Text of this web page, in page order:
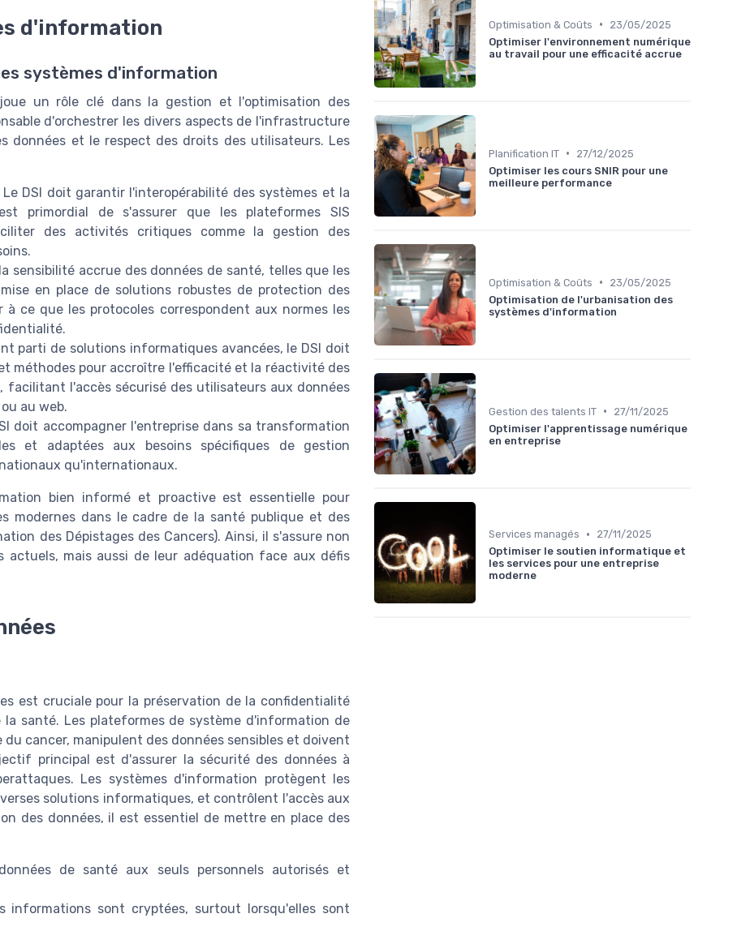
d'information
systèmes d'information
un rôle clé dans la gestion et l'optimisation des
d'orchestrer les divers aspects de l'infrastructure
données et le respect des droits des utilisateurs. Les
Le DSI doit garantir l'interopérabilité des systèmes et la
primordial de s'assurer que les plateformes SIS
des activités critiques comme la gestion des
sensibilité accrue des données de santé, telles que les
en place de solutions robustes de protection des
à ce que les protocoles correspondent aux normes les
parti de solutions informatiques avancées, le DSI doit
méthodes pour accroître l'efficacité et la réactivité des
facilitant l'accès sécurisé des utilisateurs aux données
au web.
doit accompagner l'entreprise dans sa transformation
et adaptées aux besoins spécifiques de gestion
qu'internationaux.
bien informé et proactive est essentielle pour
modernes dans le cadre de la santé publique et des
des Dépistages des Cancers). Ainsi, il s'assure non
mais aussi de leur adéquation face aux défis
est cruciale pour la préservation de la confidentialité
santé. Les plateformes de système d'information de
du cancer, manipulent des données sensibles et doivent
principal est d'assurer la sécurité des données à
Les systèmes d'information protègent les
solutions informatiques, et contrôlent l'accès aux
des données, il est essentiel de mettre en place des
de santé aux seuls personnels autorisés et
informations sont cryptées, surtout lorsqu'elles sont
Optimisation & Coûts •
23/05/2025
Optimiser l'environnement numérique
au travail pour une efficacité accrue
Planification IT •
27/12/2025
Optimiser les cours SNIR pour une
meilleure performance
Optimisation & Coûts •
23/05/2025
Optimisation de l'urbanisation des
systèmes d'information
Gestion des talents IT •
27/11/2025
Optimiser l'apprentissage numérique
en entreprise
Services managés •
27/11/2025
Optimiser le soutien informatique et
les services pour une entreprise
moderne